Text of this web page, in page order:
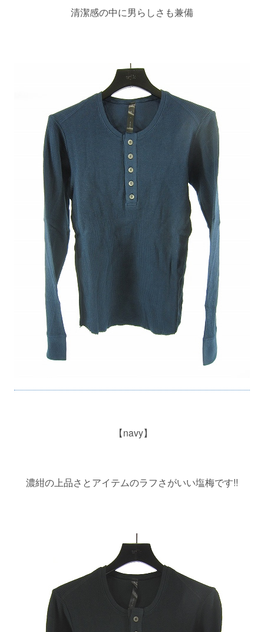
清潔感の中に男らしさも兼備
【navy】
濃紺の上品さとアイテムのラフさがいい塩梅です!!